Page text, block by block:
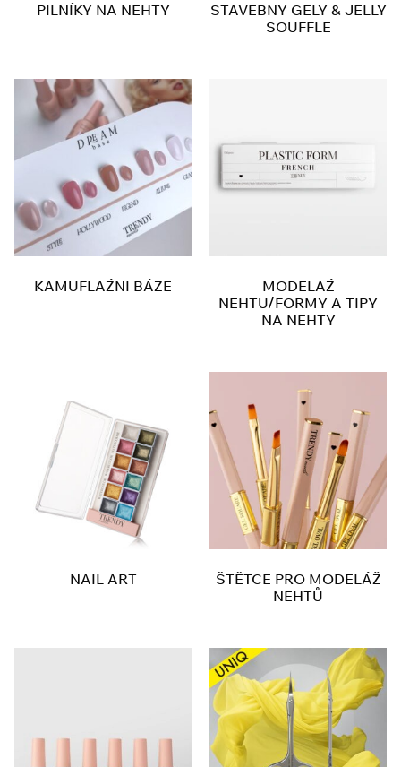
PILNÍKY NA NEHTY
STAVEBNY GELY & JELLY
SOUFFLE
KAMUFLAŹNI BÁZE
MODELAŹ
NEHTU/FORMY A TIPY
NA NEHTY
NAIL ART
ŠTĚTCE PRO MODELÁŽ
NEHTŮ